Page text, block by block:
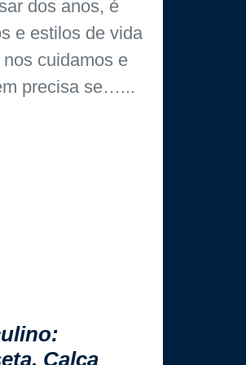
dos anos, é
e estilos de vida
cuidamos e
precisa se…
Calça